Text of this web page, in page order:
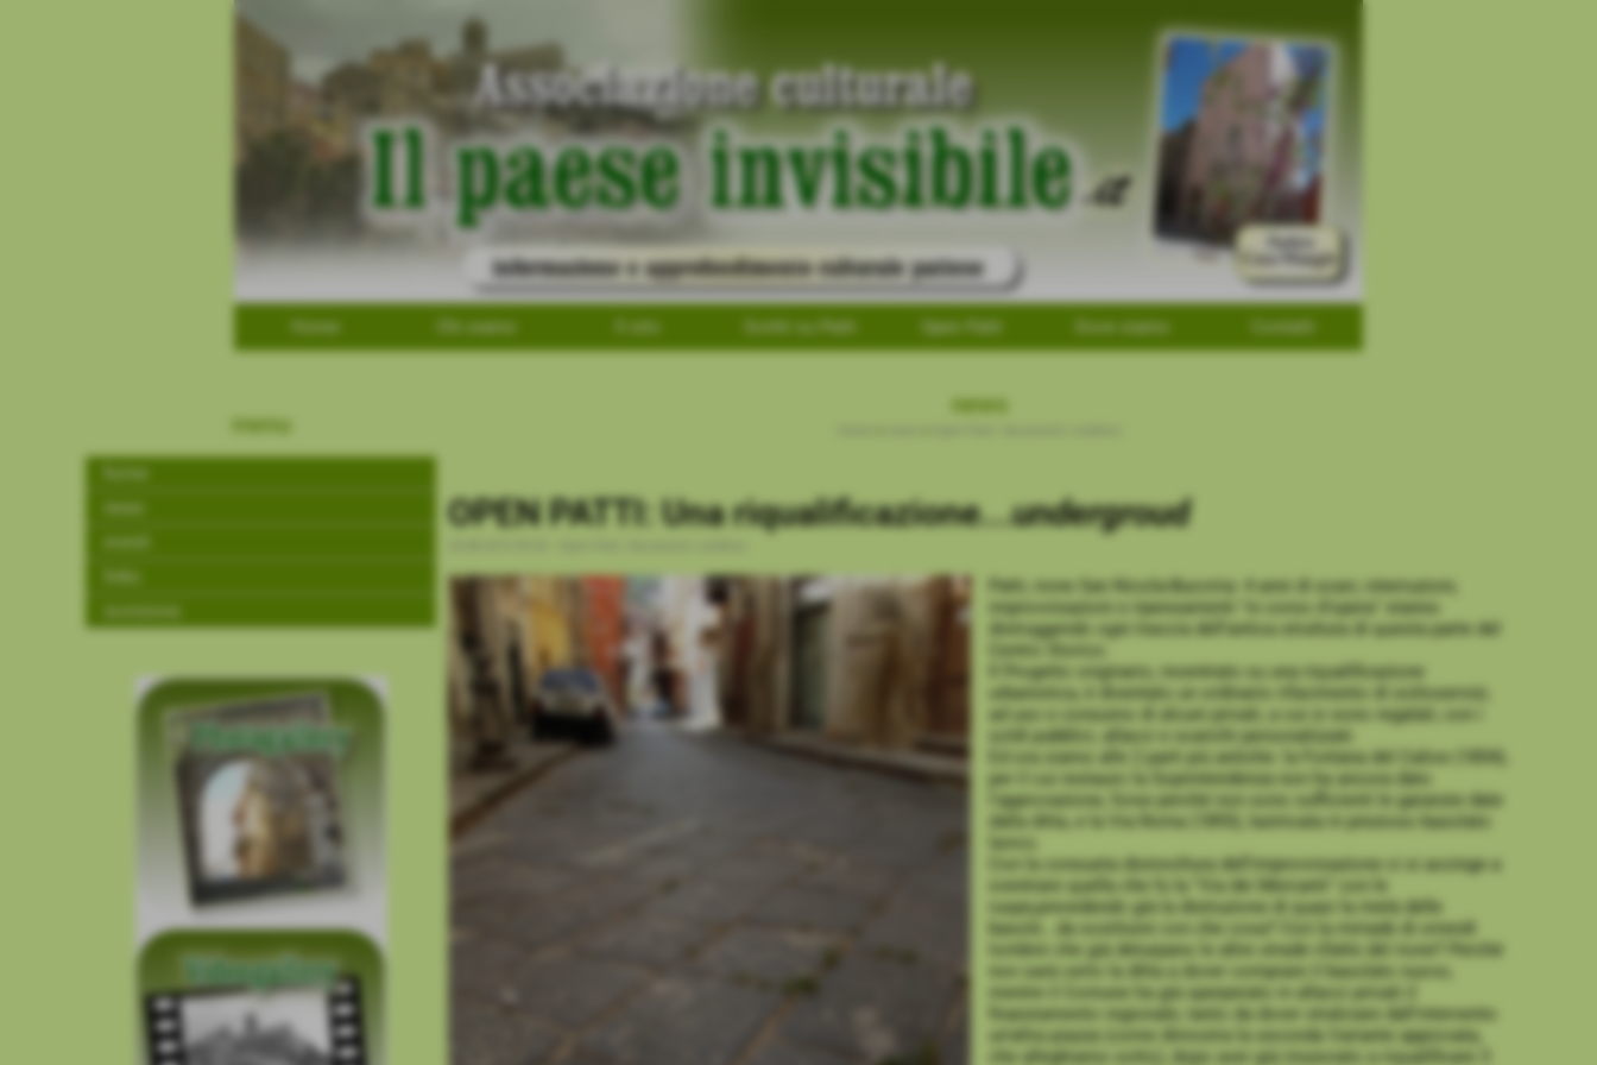
Home Chi siamo Il sito Scritti su Patti Open Patti Dove siamo Contatti
menu
home
news
eventi
links
iscrizione
news
OPEN PATTI: Una riqualificazione...undergroud
Patti, rione San Nicola-Bucciria: 4 anni di scavi, interruzioni,
improvvisazioni e ripensamenti "in corso d'opera" stanno
distruggendo ogni traccia dell'antica struttura di questa parte del
Centro Storico.
Il Progetto originario, incentrato su una riqualificazione
urbanistica, è diventato un ordinario rifacimento di sottoservizi,
ad uso e consumo di alcuni privati, a cui si sono regalati, con i
soldi pubblici, allacci e scarichi personalizzati.
Ed ora siamo alle 2 parti più antiche: la Fontana del Calice (1854),
per il cui restauro la Soprintendenza non ha ancora dato
l'approvazione, forse perché non sono sufficienti le garanzie date
dalla ditta, e la Via Roma (1893), lastricata in prezioso basolato
lavico.
Con la consueta disinvoltura dell'improvvisazione ci si accinge a
sventrare quella che fu la "Via dei Mercanti" con le
ruspe,prevedendo già la distruzione di quasi la metà delle
basole...da sostituire con che cosa? Con la miriade di orrendi
tombini che già deturpano le altre strade rifatte del rione? Perché
non sarà certo la ditta a dover comprare il basolato nuovo,
mentre il Comune ha già sperperato in allacci privati il
finanziamento regionale, tanto da dover stralciare dall'intervento
un'altra piazza (come dimostra la seconda Variante approvata,
che alleghiamo sotto), dopo aver già rinunciato a riqualificare 3